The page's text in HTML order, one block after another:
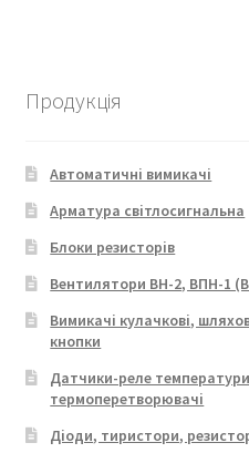
Продукція
Автоматичні вимикачі
Арматура світлосигнальна
Блоки резисторів
Вентилятори ВН-2, ВПН-1
Вимикачі кулачкові,
кнопки
Датчики-реле
термоперетворювачі
Діоди, тиристори,